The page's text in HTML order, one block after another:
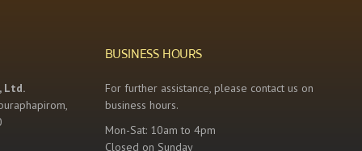
Ltd.
BUSINESS HOURS
For further assistance, please contact us on
business hours.
Mon-Sat: 10am to 4pm
Closed on Sunday